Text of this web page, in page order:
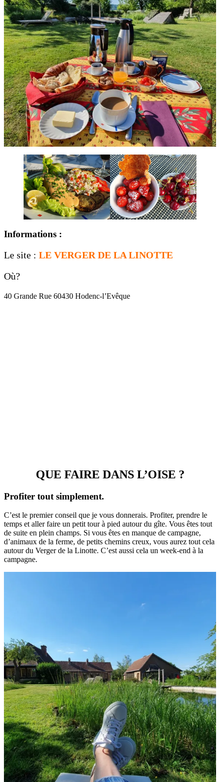
Informations :
Le site : LE VERGER DE LA LINOTTE
Où?
40 Grande Rue 60430 Hodenc-l’Evêque
QUE FAIRE DANS L’OISE ?
Profiter tout simplement.
C’est le premier conseil que je vous donnerais. Profiter, prendre le
temps et aller faire un petit tour à pied autour du gîte. Vous êtes tout
de suite en plein champs. Si vous êtes en manque de campagne,
d’animaux de la ferme, de petits chemins creux, vous aurez tout cela
autour du Verger de la Linotte. C’est aussi cela un week-end à la
campagne.